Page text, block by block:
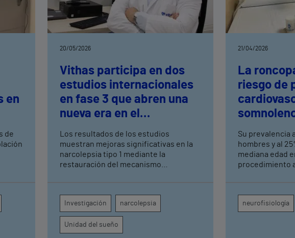
en
de
20/05/2026
Vithas participa en dos
estudios internacionales
en fase 3 que abren una
nueva era en el
tratamiento de la
narcolepsia tipo 1
Los resultados de los estudios
muestran mejoras significativas en la
narcolepsia tipo 1 mediante la
restauración del mecanismo
Investigación narcolepsia
Unidad del sueño
21/04/2026
La
riesgo de
severa
Su prevalencia
hombres y al
mediana edad en
procedimiento
despejar
respiratorias
neurofisiología